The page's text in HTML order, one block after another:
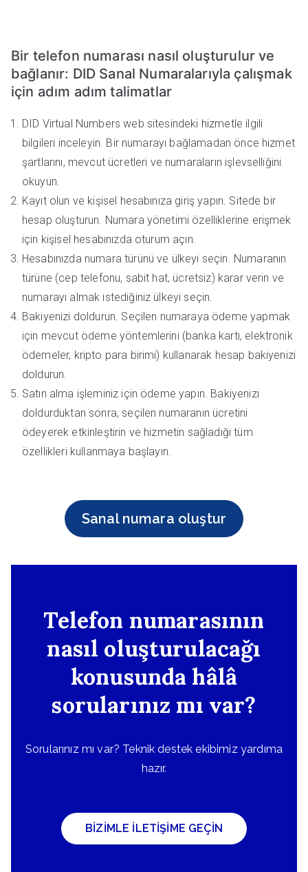
Bir telefon numarası nasıl oluşturulur ve
bağlanır: DID Sanal Numaralarıyla çalışmak
için adım adım talimatlar
DID Virtual Numbers web sitesindeki hizmetle ilgili
bilgileri inceleyin. Bir numarayı bağlamadan önce hizmet
şartlarını, mevcut ücretleri ve numaraların işlevselliğini
okuyun.
Kayıt olun ve kişisel hesabınıza giriş yapın. Sitede bir
hesap oluşturun. Numara yönetimi özelliklerine erişmek
için kişisel hesabınızda oturum açın.
Hesabınızda numara türünü ve ülkeyi seçin. Numaranın
türüne (cep telefonu, sabit hat, ücretsiz) karar verin ve
numarayı almak istediğiniz ülkeyi seçin.
Bakiyenizi doldurun. Seçilen numaraya ödeme yapmak
için mevcut ödeme yöntemlerini (banka kartı, elektronik
ödemeler, kripto para birimi) kullanarak hesap bakiyenizi
doldurun.
Satın alma işleminiz için ödeme yapın. Bakiyenizi
doldurduktan sonra, seçilen numaranın ücretini
ödeyerek etkinleştirin ve hizmetin sağladığı tüm
özellikleri kullanmaya başlayın.
Sanal numara oluştur
Telefon numarasının
nasıl oluşturulacağı
konusunda hâlâ
sorularınız mı var?
Sorularınız mı var? Teknik destek ekibimiz yardıma
hazır.
BİZİMLE İLETİŞİME GEÇİN